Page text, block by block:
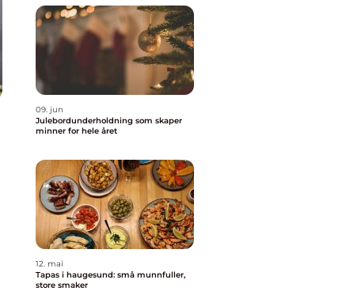
09. jun
Julebordunderholdning som skaper
minner for hele året
12. mai
Tapas i haugesund: små munnfuller,
store smaker